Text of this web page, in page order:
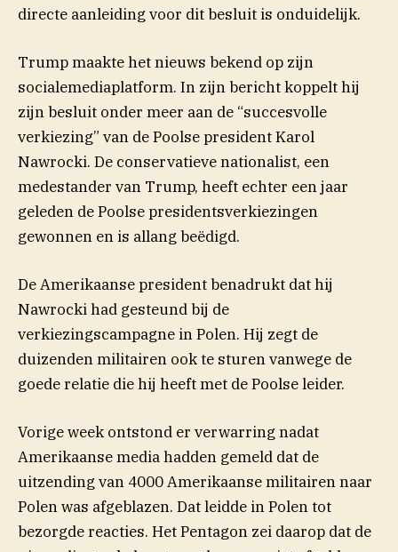
directe aanleiding voor dit besluit is onduidelijk.
Trump maakte het nieuws bekend op zijn
socialemediaplatform. In zijn bericht koppelt hij
zijn besluit onder meer aan de “succesvolle
verkiezing” van de Poolse president Karol
Nawrocki. De conservatieve nationalist, een
medestander van Trump, heeft echter een jaar
geleden de Poolse presidentsverkiezingen
gewonnen en is allang beëdigd.
De Amerikaanse president benadrukt dat hij
Nawrocki had gesteund bij de
verkiezingscampagne in Polen. Hij zegt de
duizenden militairen ook te sturen vanwege de
goede relatie die hij heeft met de Poolse leider.
Vorige week ontstond er verwarring nadat
Amerikaanse media hadden gemeld dat de
uitzending van 4000 Amerikaanse militairen naar
Polen was afgeblazen. Dat leidde in Polen tot
bezorgde reacties. Het Pentagon zei daarop dat de